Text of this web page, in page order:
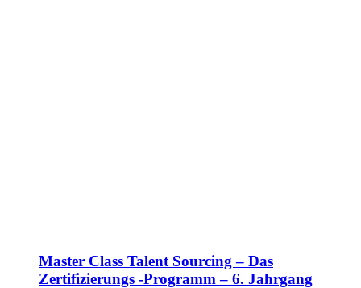
Master Class Talent Sourcing – Das
Zertifizierungs -Programm – 6. Jahrgang